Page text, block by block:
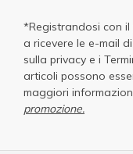
*Registrandosi con
a ricevere le e-mail
sulla privacy e i
articoli possono
maggiori
promozione.